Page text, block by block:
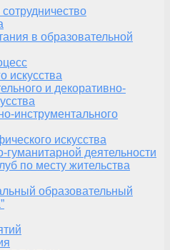
в образовательной
искусства
и декоративно-
инструментального
искусства
гуманитарной деятельности
по месту жительства
образовательный